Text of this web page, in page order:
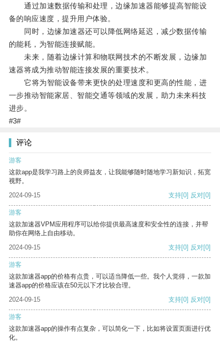
通过加速数据传输和处理，边缘加速器能够提高智能设
备的响应速度，提升用户体验。
同时，边缘加速器还可以降低网络延迟，减少数据传输
的能耗，为智能连接赋能。
未来，随着边缘计算和物联网技术的不断发展，边缘加
速器将成为推动智能连接发展的重要技术。
它将为智能设备带来更快的处理速度和更高的性能，进
一步推动智能家居、智能交通等领域的发展，助力未来科技
进步。
#3#
评论
游客
这款app是我学习路上的良师益友，让我能够随时随地学习新知识，拓宽
视野。
2024-09-15
支持[0] 反对[0]
游客
这款加速器VPM应用程序可以给你提供最高速度和安全性的连接，并帮
助你在网络上自由移动。
2024-09-15
支持[0] 反对[0]
游客
这款加速器app的价格有点贵，可以适当降低一些。我个人觉得，一款加
速器app的价格应该在50元以下才比较合理。
2024-09-15
支持[0] 反对[0]
游客
这款加速器app的操作有点复杂，可以简化一下，比如将设置页面进行优
化。